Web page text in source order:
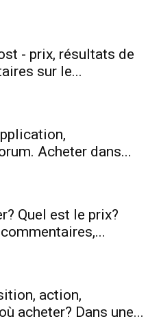
- prix, résultats de
sur le...
Acheter dans...
Quel est le prix?
action,
acheter? Dans une...